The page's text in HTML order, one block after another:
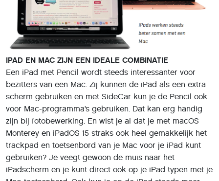
IPAD EN MAC ZIJN EEN IDEALE COMBINATIE
Een iPad met Pencil wordt steeds interessanter voor
bezitters van een Mac. Zij kunnen de iPad als een extra
scherm gebruiken en met SideCar kun je de Pencil ook
voor Mac-programma’s gebruiken. Dat kan erg handig
zijn bij fotobewerking. En wist je al dat je met macOS
Monterey en iPadOS 15 straks ook heel gemakkelijk het
trackpad en toetsenbord van je Mac voor je iPad kunt
gebruiken? Je veegt gewoon de muis naar het
iPadscherm en je kunt direct ook op je iPad typen met je